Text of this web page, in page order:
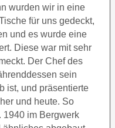
wurden wir in eine
für uns gedeckt,
und es wurde eine
Diese war mit sehr
Der Chef des
sein
ist, und präsentierte
und heute. So
1940 im Bergwerk